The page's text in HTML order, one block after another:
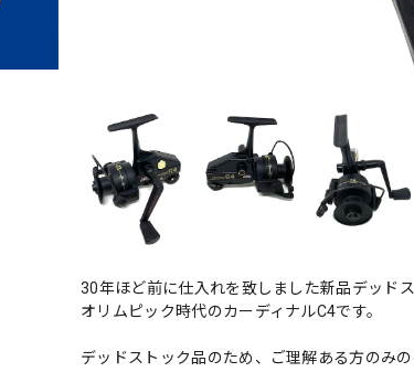
30年ほど前に仕入れを致しました新品デッドス
オリムピック時代のカーディナルC4です。
デッドストック品のため、ご理解ある方のみの